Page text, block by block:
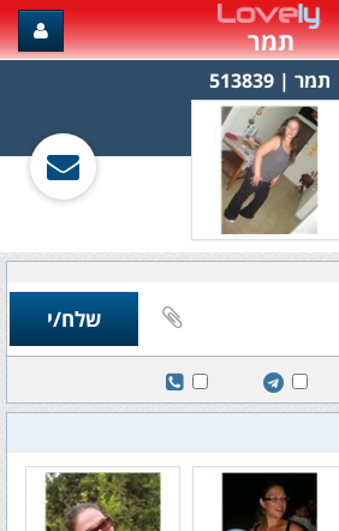
תמר
תמר‏ | 513839